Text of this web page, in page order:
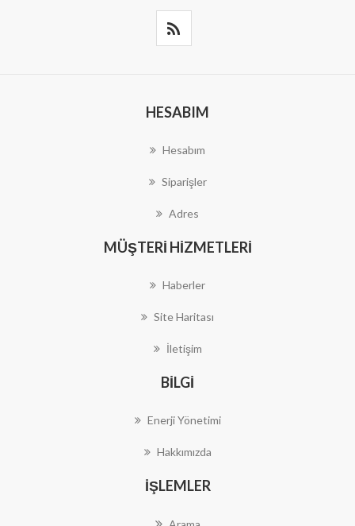
HESABIM
Hesabım
Siparişler
Adres
MÜŞTERI HIZMETLERI
Haberler
Site Haritası
İletişim
BILGI
Enerji Yönetimi
Hakkımızda
İŞLEMLER